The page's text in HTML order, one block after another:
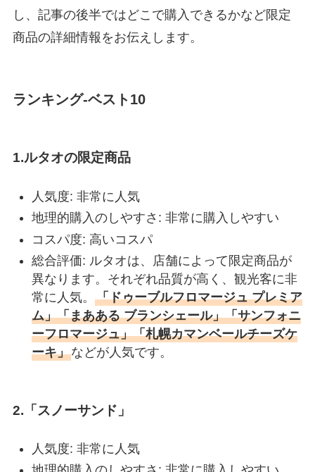
し、記事の後半ではどこで購入できるかなど限定
商品の詳細情報をお伝えします。
ランキング-ベスト10
1.ルタオの限定商品
人気度: 非常に人気
地理的購入のしやすさ: 非常に購入しやすい
コスパ度: 高いコスパ
総合評価: ルタオは、店舗によって限定商品が
異なります。それぞれ品質が高く、観光客に非
常に人気。 「ドゥーブルフロマージュ プレミア
ム」「まあある ブランシェール」「サンフォニ
ーフロマージュ」「札幌カマンベールチーズケ
ーキ」などが人気です。
2.「スノーサンド」
人気度: 非常に人気